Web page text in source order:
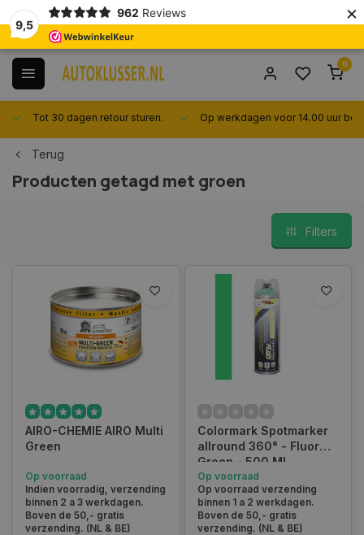
9,5
962 Reviews ×
0
Tot 30 dagen retour sturen. Op werkdagen voor 14.00 uur
Terug
Producten getagd met groen
Filters
AIRO-CHEMIE AIRO Multi
Green
Op voorraad
Indien voorradig, verzending
binnen 2 a 3 werkdagen.
Boven de 50,- gratis
verzending. (NL & BE)
Colormark Spotmarker
allround 360° - Fluor
Groen - 500 ML
Op voorraad
Op voorraad verzending
binnen 1 a 2 werkdagen.
Boven de 50,- gratis
verzending. (NL & BE)